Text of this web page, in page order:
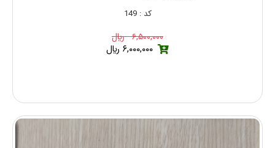
کد : 149
۶,۵۰۰,۰۰۰ ريال
۶,۰۰۰,۰۰۰ ريال